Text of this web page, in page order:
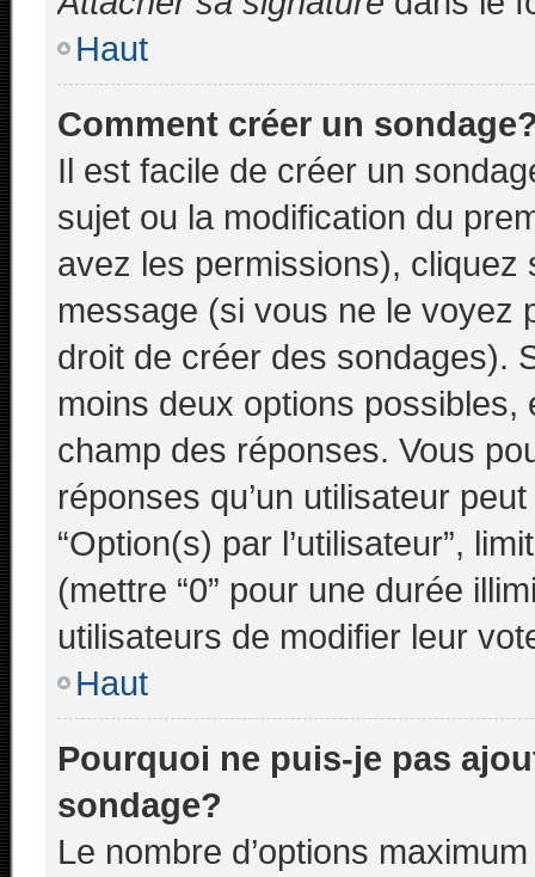
Haut
Comment créer un
Il est facile de créer un
sujet ou la modification du
avez les permissions), cliquez
message (si vous ne le voyez
droit de créer des sondages).
moins deux options
champ des réponses. Vous
réponses qu’un utilisateur
“Option(s) par l’utilisateur”,
(mettre “0” pour une durée
utilisateurs de modifier leur
Haut
Pourquoi ne puis-je pas
sondage?
Le nombre d’options